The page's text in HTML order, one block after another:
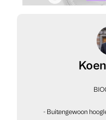
- Buitengewoon